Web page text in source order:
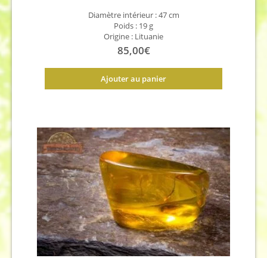
Diamètre intérieur : 47 cm
Poids : 19 g
Origine : Lituanie
85,00€
Ajouter au panier